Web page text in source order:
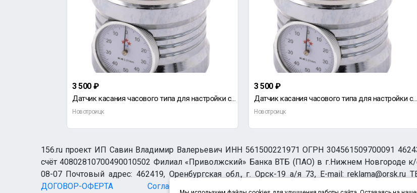
3 500 ₽
Датчик касания часового типа для настройки станков ЧПУ Устройство позиционирования фрезы/гравера
Новотроицк
3 500 ₽
Датчик касания часового типа для настройки станков ЧПУ Устройство позиционирования фрезы/гравера
Новотроицк
156.ru проект ИП Савин Владимир Валерьевич ИНН 561500221971 ОГРН 304561509700091
счёт 40802810700490010502 Филиал «Приволжский» Банка ВТБ (ПАО) в г.Нижнем Новгороде
08-07 Почтовый адрес: 462419, Оренбургская обл., г. Орск-19 а/я 73, E-mail:
ДОГОВОР-ОФЕРТА
Согласие на обработку персональных